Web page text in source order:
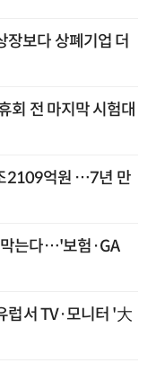
보다 상폐기업 더
회 전 마지막 시험대
2109억원 …7년 만
막는다…'보험·GA
럽서 TV·모니터 '大